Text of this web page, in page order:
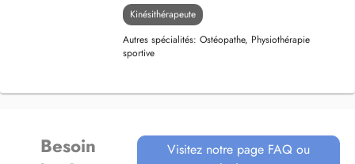
Kinésithérapeute
Autres spécialités: Ostéopathe, Physiothérapie
sportive
Besoin
Visitez notre page FAQ ou